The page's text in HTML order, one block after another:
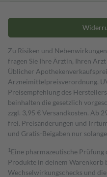
Zu Risiken und
fragen Sie Ihre Ärztin, Ihren
Üblicher
Arzneimittelpreisverordnung.
Preisempfehlung des
beinhalten die gesetzlich
zzgl. 3,95 € Versandkosten. Ab
frei. Preisänderungen und
und Gratis-Beigaben nur
1 Eine pharmazeutische
Produkte in deinem
Wechselwirkungschecks und